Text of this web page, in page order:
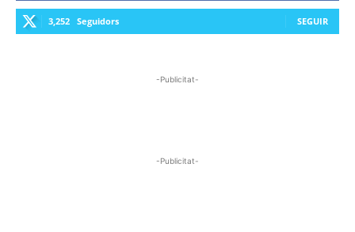
3,252 Seguidors SEGUIR
-Publicitat-
-Publicitat-